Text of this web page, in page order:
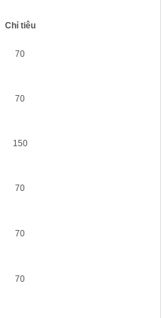
Chỉ tiêu
70
70
150
70
70
70